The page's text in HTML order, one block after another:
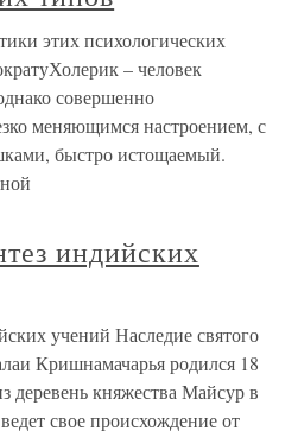
этих психологических
– человек
совершенно
меняющимся настроением, с
быстро истощаемый.
индийских
учений Наследие святого
Кришнамачарья родился 18
деревень княжества Майсур в
свое происхождение от